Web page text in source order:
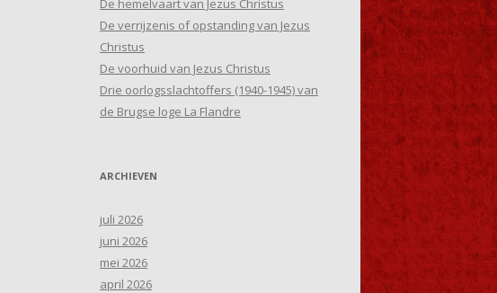
De hemelvaart van Jezus Christus
De verrijzenis of opstanding van Jezus
Christus
De voorhuid van Jezus Christus
Drie oorlogsslachtoffers (1940-1945) van
de Brugse loge La Flandre
ARCHIEVEN
juli 2026
juni 2026
mei 2026
april 2026